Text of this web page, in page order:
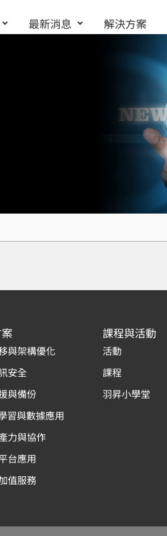
最新消息 解決方案
與架構優化
安全
與備份
習與數據應用
力與協作
台應用
值服務
課程與活動
活動
課程
羽昇小學堂